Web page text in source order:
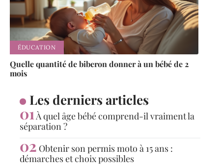
ÉDUCATION
Quelle quantité de biberon donner à un bébé de 2
mois
Les derniers articles
À quel âge bébé comprend-il vraiment la
séparation ?
Obtenir son permis moto à 15 ans :
démarches et choix possibles